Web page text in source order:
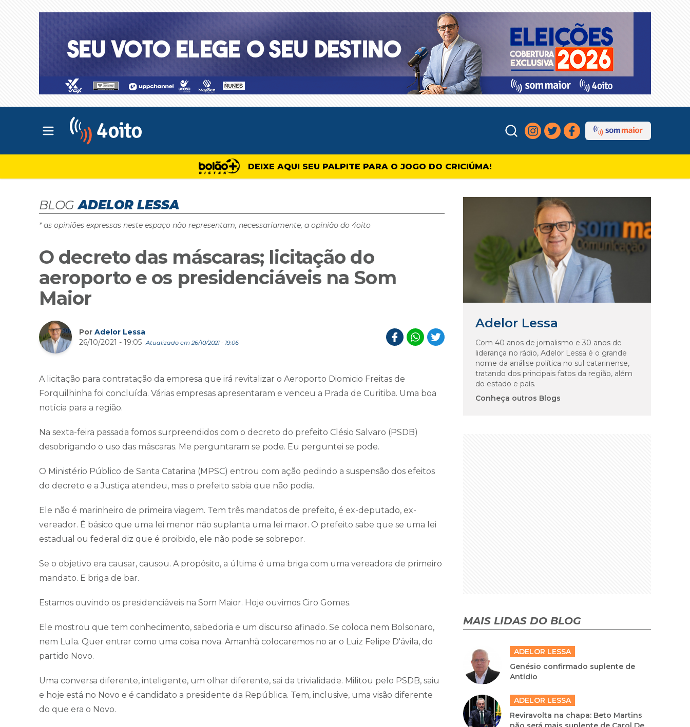
Abrir menu principal
DEIXE AQUI SEU PALPITE PARA O JOGO DO CRICIÚMA!
BLOG ADELOR LESSA
* as opiniões expressas neste espaço não representam, necessariamente, a opinião do 4oito
O decreto das máscaras; licitação do
aeroporto e os presidenciáveis na Som
Maior
Por Adelor Lessa
26/10/2021 - 19:05 Atualizado em 26/10/2021 - 19:06
A licitação para contratação da empresa que irá revitalizar o Aeroporto Diomicio Freitas de
Forquilhinha foi concluída. Várias empresas apresentaram e venceu a Prada de Curitiba. Uma boa
notícia para a região.
Na sexta-feira passada fomos surpreendidos com o decreto do prefeito Clésio Salvaro (PSDB)
desobrigando o uso das máscaras. Me perguntaram se pode. Eu perguntei se pode.
O Ministério Público de Santa Catarina (MPSC) entrou com ação pedindo a suspensão dos efeitos
do decreto e a Justiça atendeu, mas o prefeito sabia que não podia.
Ele não é marinheiro de primeira viagem. Tem três mandatos de prefeito, é ex-deputado, ex-
vereador. É básico que uma lei menor não suplanta uma lei maior. O prefeito sabe que se uma lei
estadual ou federal diz que é proibido, ele não pode se sobrepor.
Se o objetivo era causar, causou. A propósito, a última é uma briga com uma vereadora de primeiro
mandato. E briga de bar.
Estamos ouvindo os presidenciáveis na Som Maior. Hoje ouvimos Ciro Gomes.
Ele mostrou que tem conhecimento, sabedoria e um discurso afinado. Se coloca nem Bolsonaro,
nem Lula. Quer entrar como uma coisa nova. Amanhã colocaremos no ar o Luiz Felipe D'ávila, do
partido Novo.
Uma conversa diferente, inteligente, um olhar diferente, sai da trivialidade. Militou pelo PSDB, saiu
e hoje está no Novo e é candidato a presidente da República. Tem, inclusive, uma visão diferente
do que era o Novo.
Adelor Lessa
Com 40 anos de jornalismo e 30 anos de
liderança no rádio, Adelor Lessa é o grande
nome da análise política no sul catarinense,
tratando dos principais fatos da região, além
do estado e país.
Conheça outros Blogs
MAIS LIDAS DO BLOG
ADELOR LESSA
Genésio confirmado suplente de
Antídio
ADELOR LESSA
Reviravolta na chapa: Beto Martins